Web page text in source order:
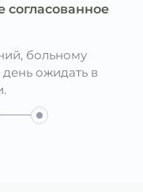
согласованное
больному
день ожидать в